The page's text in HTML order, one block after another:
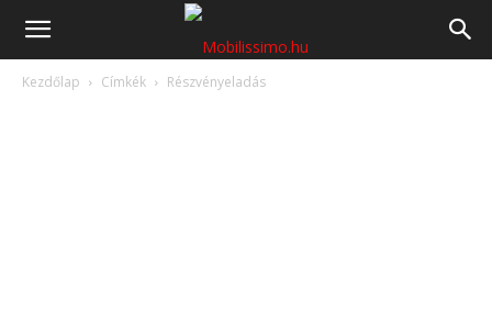
Mobilissimo.hu
Kezdőlap Címkék Részvényeladás